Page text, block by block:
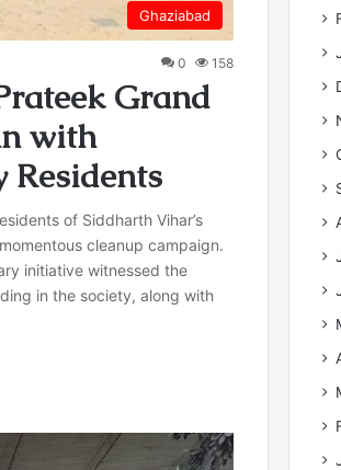
Ghaziabad
0 158
Grand
with
of Siddharth Vihar’s
cleanup campaign.
initiative witnessed the
in the society, along with